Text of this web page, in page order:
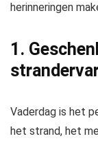
herinneringen
1.
Vaderdag is het
het strand, het